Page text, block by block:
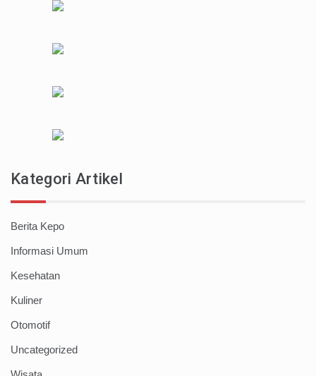
Kategori Artikel
Berita Kepo
Informasi Umum
Kesehatan
Kuliner
Otomotif
Uncategorized